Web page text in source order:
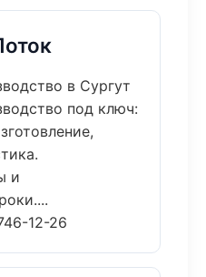
в Сургут
под ключ:
и
12-26